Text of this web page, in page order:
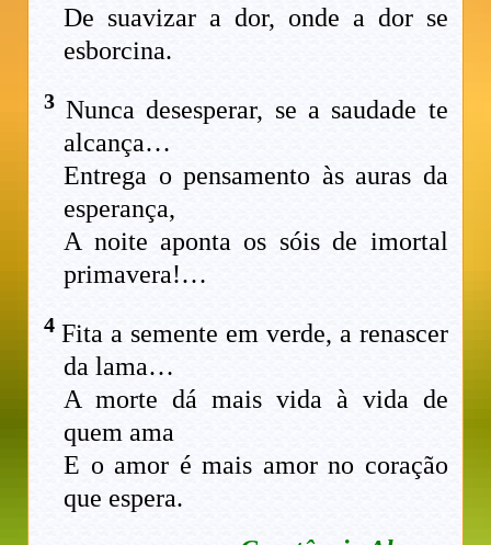
De suavizar a dor, onde a dor se
esborcina.
3Nunca desesperar, se a saudade te
alcança…
Entrega o pensamento às auras da
esperança,
A noite aponta os sóis de imortal
primavera!…
4Fita a semente em verde, a renascer
da lama…
A morte dá mais vida à vida de
quem ama
E o amor é mais amor no coração
que espera.